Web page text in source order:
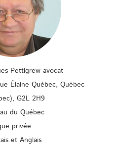
Pettigrew avocat
Élaine Québec, Québec
G2L 2H9
du Québec
privée
et Anglais